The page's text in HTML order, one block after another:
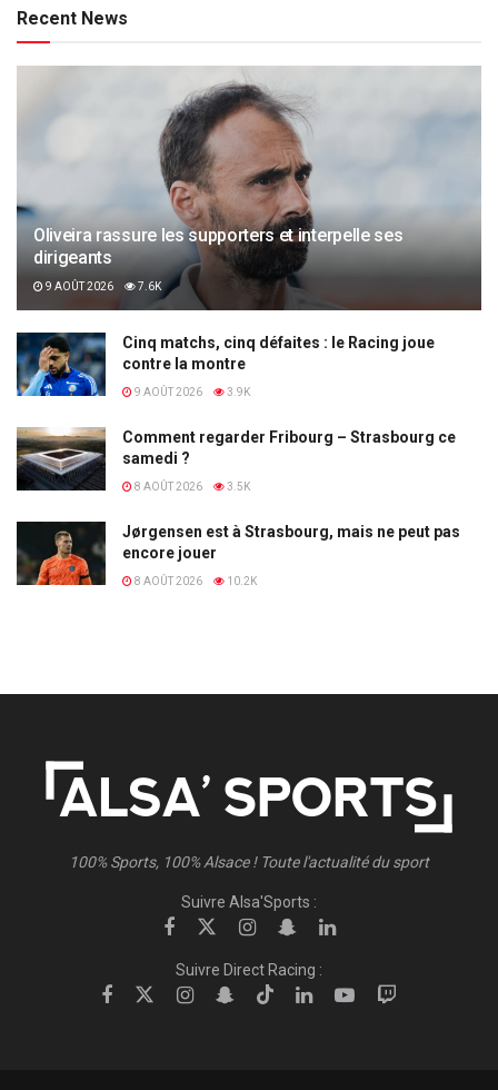
Recent News
Oliveira rassure les supporters et interpelle ses
dirigeants
9 AOÛT 2026 7.6K
Cinq matchs, cinq défaites : le Racing joue
contre la montre
9 AOÛT 2026 3.9K
Comment regarder Fribourg – Strasbourg ce
samedi ?
8 AOÛT 2026 3.5K
Jørgensen est à Strasbourg, mais ne peut pas
encore jouer
8 AOÛT 2026 10.2K
100% Sports, 100% Alsace ! Toute l'actualité du sport
Suivre Alsa'Sports :
Suivre Direct Racing :